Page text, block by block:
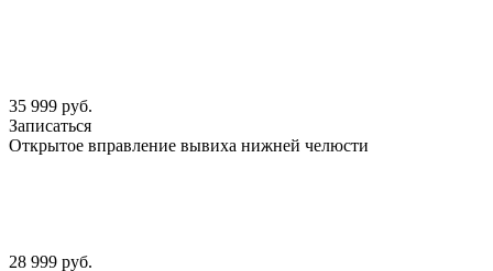
35 999 руб.
Записаться
Открытое вправление вывиха нижней челюсти
28 999 руб.